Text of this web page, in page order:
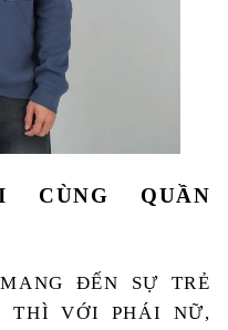
CÙNG QUẦN
ĐẾN SỰ TRẺ
THÌ VỚI PHÁI NỮ,